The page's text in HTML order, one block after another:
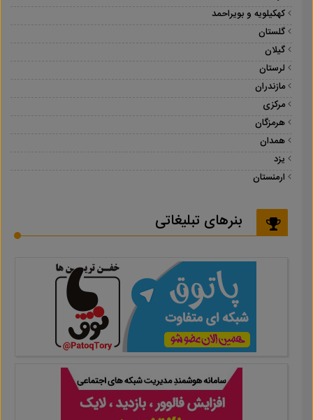
کهکیلویه و بویراحمد
گلستان
گیلان
لرستان
مازندران
مرکزی
هرمزگان
همدان
یزد
ارمنستان
بنرهای تبلیغاتی